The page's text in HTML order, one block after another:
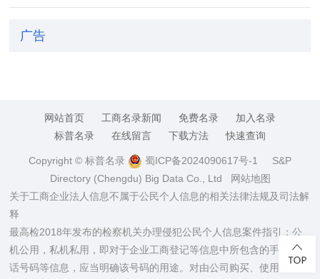
广告
网站首页 工商名录新闻 免费名录
加入名录
标普名录
在线留言 下载方法 快速查询
Copyright © 标普名录 蜀ICP备2024090617号-1
S&P
Directory (Chengdu) Big Data Co., Ltd 网站地图
关于工商企业法人信息不属于公民个人信息的相关法律法规及司法解
释
最高检2018年发布的检察机关办理侵犯公民个人信息案件指引：公
机公用，私机私用，即对于企业工商登记等信息中所包含的手机、电
话号码等信息，应当明确该号码的用途。对由公司购买、使用的手